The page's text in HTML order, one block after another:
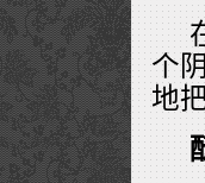
个
地